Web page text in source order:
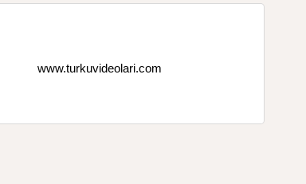
www.turkuvideolari.com